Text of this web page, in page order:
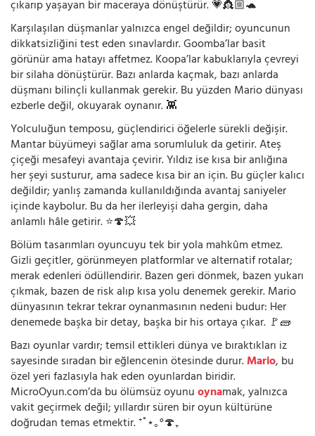
çıkarıp yaşayan bir maceraya dönüştürür. 💗👸🏼🐢
Karşılaşılan düşmanlar yalnızca engel değildir; oyuncunun
dikkatsizliğini test eden sınavlardır. Goomba’lar basit
görünür ama hatayı affetmez. Koopa’lar kabuklarıyla çevreyi
bir silaha dönüştürür. Bazı anlarda kaçmak, bazı anlarda
düşmanı bilinçli kullanmak gerekir. Bu yüzden Mario dünyası
ezberle değil, okuyarak oynanır. 👾
Yolculuğun temposu, güçlendirici öğelerle sürekli değişir.
Mantar büyümeyi sağlar ama sorumluluk da getirir. Ateş
çiçeği mesafeyi avantaja çevirir. Yıldız ise kısa bir anlığına
her şeyi susturur, ama sadece kısa bir an için. Bu güçler kalıcı
değildir; yanlış zamanda kullanıldığında avantaj saniyeler
içinde kaybolur. Bu da her ilerleyişi daha gergin, daha
anlamlı hâle getirir. ⭐🍄💥
Bölüm tasarımları oyuncuyu tek bir yola mahkûm etmez.
Gizli geçitler, görünmeyen platformlar ve alternatif rotalar;
merak edenleri ödüllendirir. Bazen geri dönmek, bazen yukarı
çıkmak, bazen de risk alıp kısa yolu denemek gerekir. Mario
dünyasının tekrar tekrar oynanmasının nedeni budur: Her
denemede başka bir detay, başka bir his ortaya çıkar. 🚩🧱
Bazı oyunlar vardır; temsil ettikleri dünya ve bıraktıkları iz
sayesinde sıradan bir eğlencenin ötesinde durur.Mario, bu
özel yeri fazlasıyla hak eden oyunlardan biridir.
MicroOyun.com’da bu ölümsüz oyunuoynamak, yalnızca
vakit geçirmek değil; yıllardır süren bir oyun kültürüne
doğrudan temas etmektir. ⁺˚⋆｡°🍄₊